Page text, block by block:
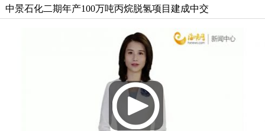
中景石化二期年产100万吨丙烷脱氢项目建成中交